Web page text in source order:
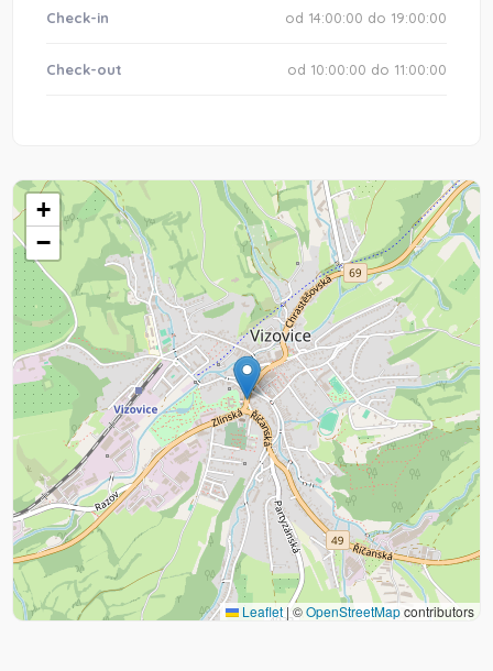
Check-in od 14:00:00 do 19:00:00
Check-out od 10:00:00 do 11:00:00
+
−
Leaflet | ©OpenStreetMapcontributors